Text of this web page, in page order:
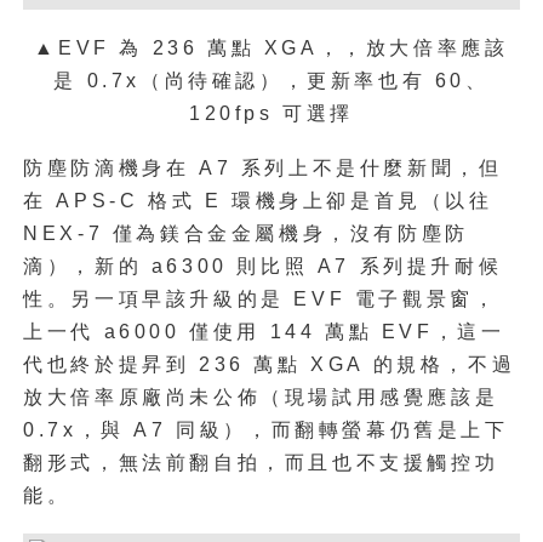
▲EVF 為 236 萬點 XGA，，放大倍率應該
是 0.7x（尚待確認），更新率也有 60、
120fps 可選擇
防塵防滴機身在 A7 系列上不是什麼新聞，但
在 APS-C 格式 E 環機身上卻是首見（以往
NEX-7 僅為鎂合金金屬機身，沒有防塵防
滴），新的 a6300 則比照 A7 系列提升耐候
性。另一項早該升級的是 EVF 電子觀景窗，
上一代 a6000 僅使用 144 萬點 EVF，這一
代也終於提昇到 236 萬點 XGA 的規格，不過
放大倍率原廠尚未公佈（現場試用感覺應該是
0.7x，與 A7 同級），而翻轉螢幕仍舊是上下
翻形式，無法前翻自拍，而且也不支援觸控功
能。